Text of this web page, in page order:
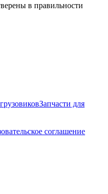
в правильности
Запчасти для
соглашение